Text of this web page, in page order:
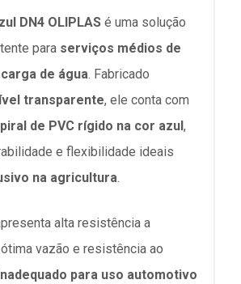
DN4 OLIPLAS é uma solução
para serviços médios de
de água. Fabricado
transparente, ele conta com
de PVC rígido na cor azul,
e flexibilidade ideais
na agricultura.
alta resistência a
vazão e resistência ao
para uso automotivo